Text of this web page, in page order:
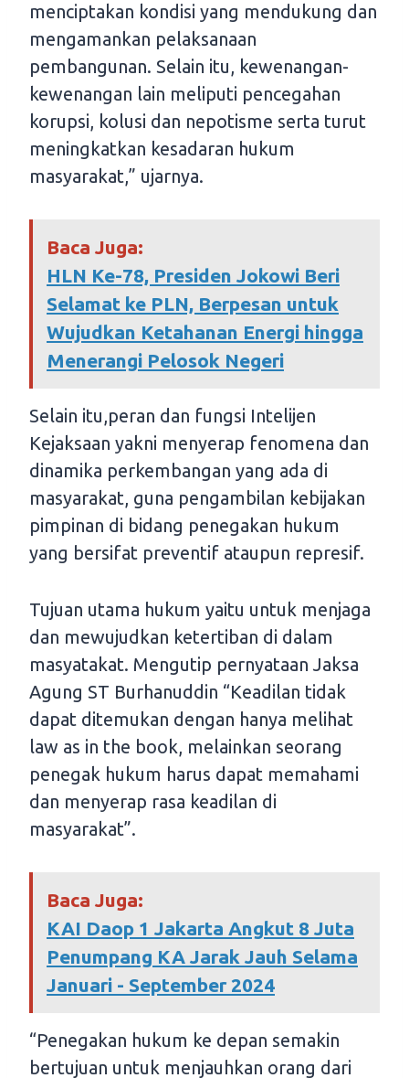
menciptakan kondisi yang mendukung dan
mengamankan pelaksanaan
pembangunan. Selain itu, kewenangan-
kewenangan lain meliputi pencegahan
korupsi, kolusi dan nepotisme serta turut
meningkatkan kesadaran hukum
masyarakat,” ujarnya.
Baca Juga:
HLN Ke-78, Presiden Jokowi Beri
Selamat ke PLN, Berpesan untuk
Wujudkan Ketahanan Energi hingga
Menerangi Pelosok Negeri
Selain itu,peran dan fungsi Intelijen
Kejaksaan yakni menyerap fenomena dan
dinamika perkembangan yang ada di
masyarakat, guna pengambilan kebijakan
pimpinan di bidang penegakan hukum
yang bersifat preventif ataupun represif.
Tujuan utama hukum yaitu untuk menjaga
dan mewujudkan ketertiban di dalam
masyatakat. Mengutip pernyataan Jaksa
Agung ST Burhanuddin “Keadilan tidak
dapat ditemukan dengan hanya melihat
law as in the book, melainkan seorang
penegak hukum harus dapat memahami
dan menyerap rasa keadilan di
masyarakat”.
Baca Juga:
KAI Daop 1 Jakarta Angkut 8 Juta
Penumpang KA Jarak Jauh Selama
Januari - September 2024
“Penegakan hukum ke depan semakin
bertujuan untuk menjauhkan orang dari